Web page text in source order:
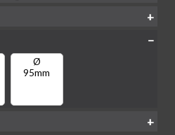
Ø
95mm